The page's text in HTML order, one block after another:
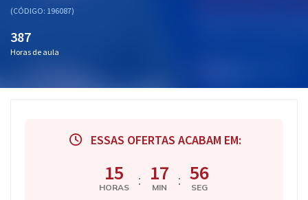
Questões grátis
(CÓDIGO: 196087)
387
Horas de aula
ESSAS OFERTAS ACABAM EM:
15
HORAS : 17
MIN : 55
SEG